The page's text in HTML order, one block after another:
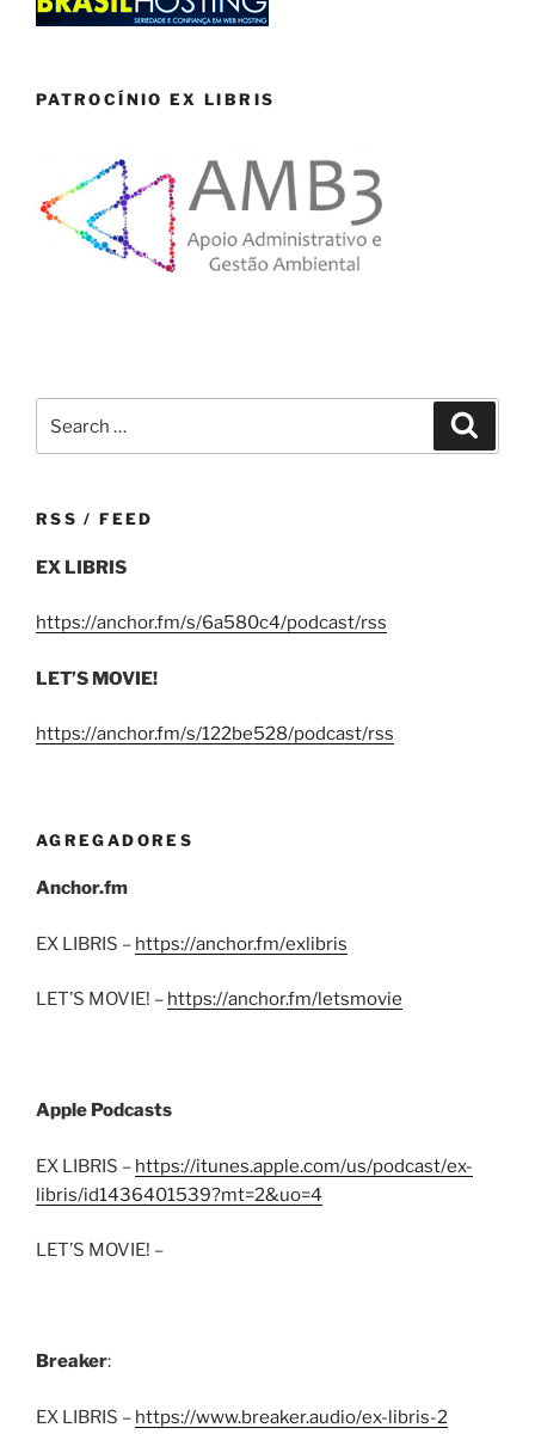
PATROCÍNIO EX LIBRIS
for:
RSS / FEED
EX LIBRIS
https://anchor.fm/s/6a580c4/podcast/rss
LET’S MOVIE!
https://anchor.fm/s/122be528/podcast/rss
AGREGADORES
Anchor.fm
EX LIBRIS – https://anchor.fm/exlibris
LET’S MOVIE! – https://anchor.fm/letsmovie
Apple Podcasts
EX LIBRIS – https://itunes.apple.com/us/podcast/ex-
libris/id1436401539?mt=2&uo=4
LET’S MOVIE! –
Breaker:
EX LIBRIS – https://www.breaker.audio/ex-libris-2